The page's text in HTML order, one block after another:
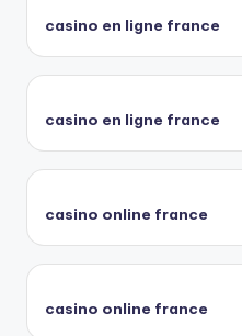
casino en ligne france
casino en ligne france
casino online france
casino online france